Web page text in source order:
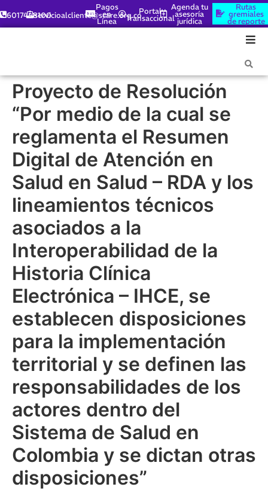
6017448100servicioalcliente@scare.org.co
Pagos
en
Línea
Portal
Transaccional
Agenda tu
asesoría
jurídica
Rutas
gremiales
de reporte
Proyecto de Resolución
“Por medio de la cual se
reglamenta el Resumen
Digital de Atención en
Salud en Salud – RDA y los
lineamientos técnicos
asociados a la
Interoperabilidad de la
Historia Clínica
Electrónica – IHCE, se
establecen disposiciones
para la implementación
territorial y se definen las
responsabilidades de los
actores dentro del
Sistema de Salud en
Colombia y se dictan otras
disposiciones”